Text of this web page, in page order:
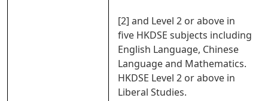
[2] and Level 2 or above in
five HKDSE subjects including
English Language, Chinese
Language and Mathematics.
HKDSE Level 2 or above in
Liberal Studies.